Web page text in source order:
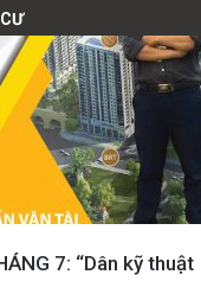
7: “Dân kỹ thuật